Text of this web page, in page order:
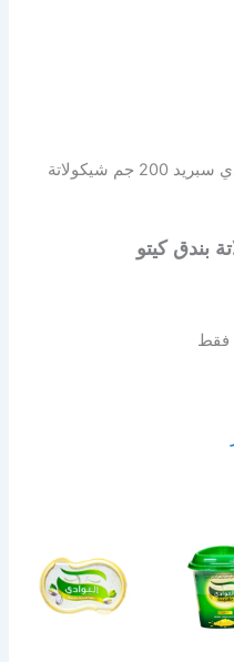
/ فيردي سبريد 200 جم شيكولاتة